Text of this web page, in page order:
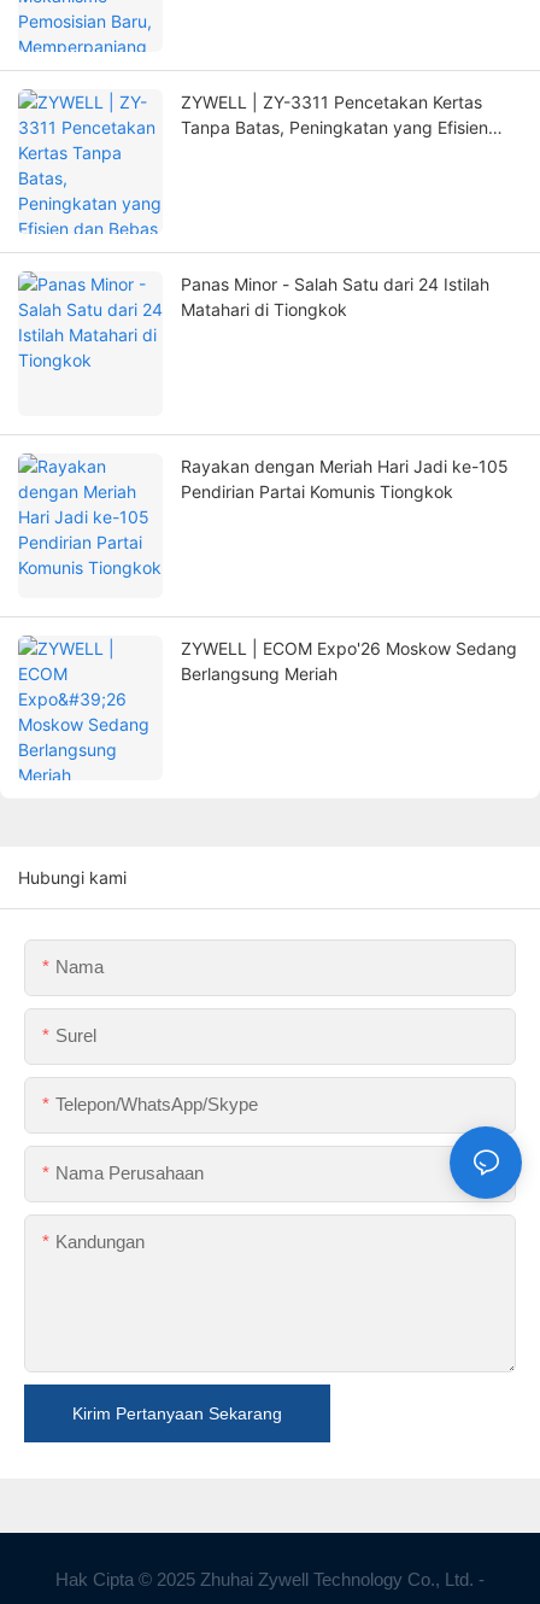
ZYWELL | ZY-3311 Pencetakan Kertas
Tanpa Batas, Peningkatan yang Efisien
Panas Minor - Salah Satu dari 24 Istilah
Matahari di Tiongkok
Rayakan dengan Meriah Hari Jadi ke-105
Pendirian Partai Komunis Tiongkok
ZYWELL | ECOM Expo'26 Moskow Sedang
Berlangsung Meriah
Hubungi kami
Nama
Surel
Telepon/WhatsApp/Skype
Nama Perusahaan
Kandungan
Kirim Pertanyaan Sekarang
Hak Cipta © 2025 Zhuhai Zywell Technology Co., Ltd. -